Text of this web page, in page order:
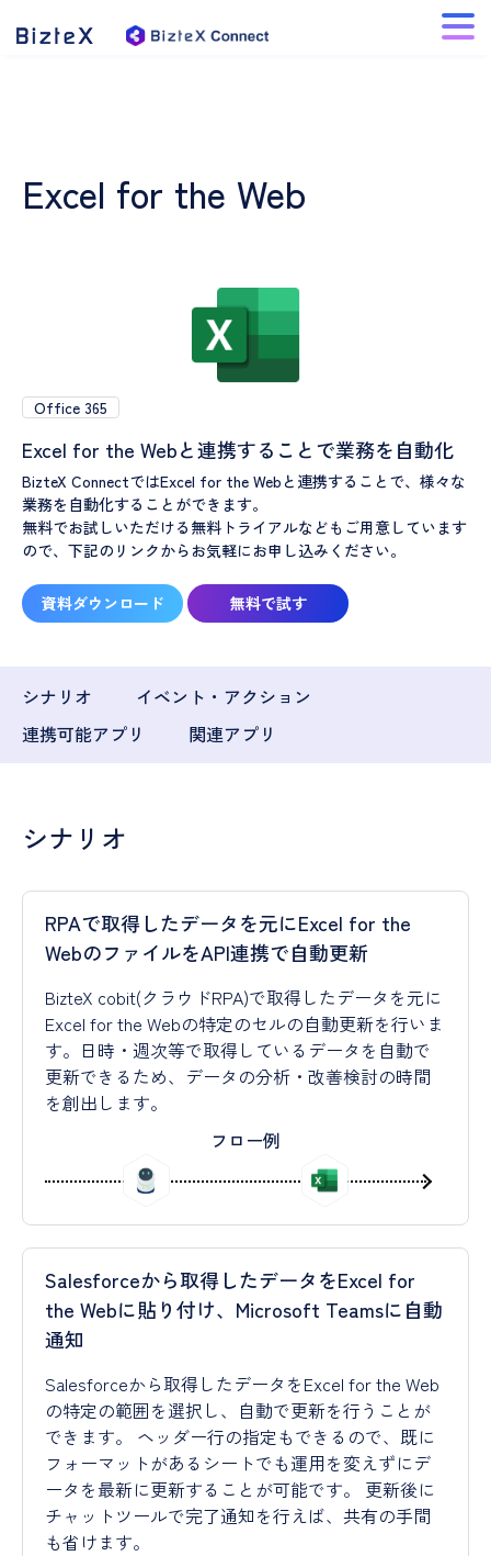
Excel for the Web
Office 365
Excel for the Webと連携することで業務を自動化
BizteX ConnectではExcel for the Webと連携することで、様々な
業務を自動化することができます。
無料でお試しいただける無料トライアルなどもご用意しています
ので、下記のリンクからお気軽にお申し込みください。
資料ダウンロード 無料で試す
シナリオ
イベント・アクション
連携可能アプリ
関連アプリ
シナリオ
RPAで取得したデータを元にExcel for the
WebのファイルをAPI連携で自動更新
BizteX cobit(クラウドRPA)で取得したデータを元に
Excel for the Webの特定のセルの自動更新を行いま
す。日時・週次等で取得しているデータを自動で
更新できるため、データの分析・改善検討の時間
を創出します。
フロー例
Salesforceから取得したデータをExcel for
the Webに貼り付け、Microsoft Teamsに自動
通知
Salesforceから取得したデータをExcel for the Web
の特定の範囲を選択し、自動で更新を行うことが
できます。 ヘッダー行の指定もできるので、既に
フォーマットがあるシートでも運用を変えずにデ
ータを最新に更新することが可能です。 更新後に
チャットツールで完了通知を行えば、共有の手間
も省けます。